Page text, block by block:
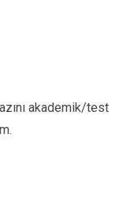
akademik/test